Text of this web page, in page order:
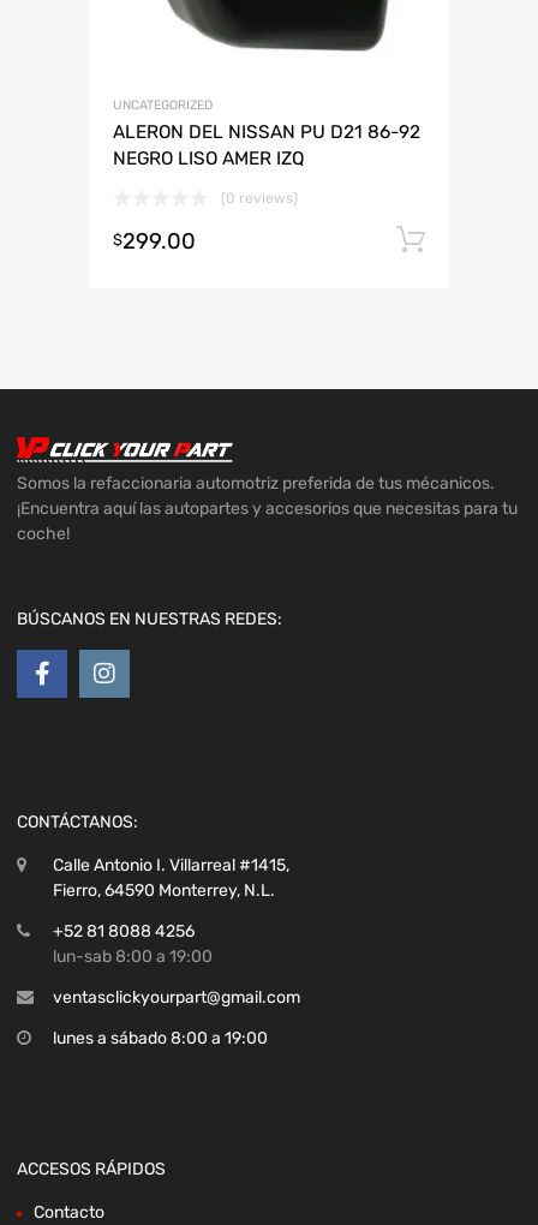
UNCATEGORIZED
ALERON DEL NISSAN PU D21 86-92
NEGRO LISO AMER IZQ
(0 reviews)
$299.00
Somos la refaccionaria automotriz preferida de tus mécanicos.
¡Encuentra aquí las autopartes y accesorios que necesitas para tu
coche!
BÚSCANOS EN NUESTRAS REDES:
CONTÁCTANOS:
Calle Antonio I. Villarreal #1415,
Fierro, 64590 Monterrey, N.L.
+52 81 8088 4256
lun-sab 8:00 a 19:00
ventasclickyourpart@gmail.com
lunes a sábado 8:00 a 19:00
ACCESOS RÁPIDOS
Contacto